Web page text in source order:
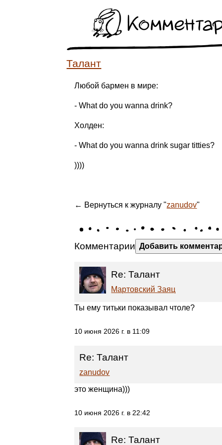
Талант
Любой бармен в мире:
- What do you wanna drink?
Холден:
- What do you wanna drink sugar titties?
))))
← Вернуться к журналу "zanudov"
Комментарии Добавить
Re: Талант
Мартовский Заяц
Ты ему титьки показывал чтоле?
10 июня 2026 г. в 11:09
Re: Талант
zanudov
это женщина)))
10 июня 2026 г. в 22:42
Re: Талант